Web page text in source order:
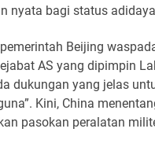
nyata bagi status
Beijing
AS yang dipimpin
dukungan yang jelas
Kini, China
pasokan peralatan